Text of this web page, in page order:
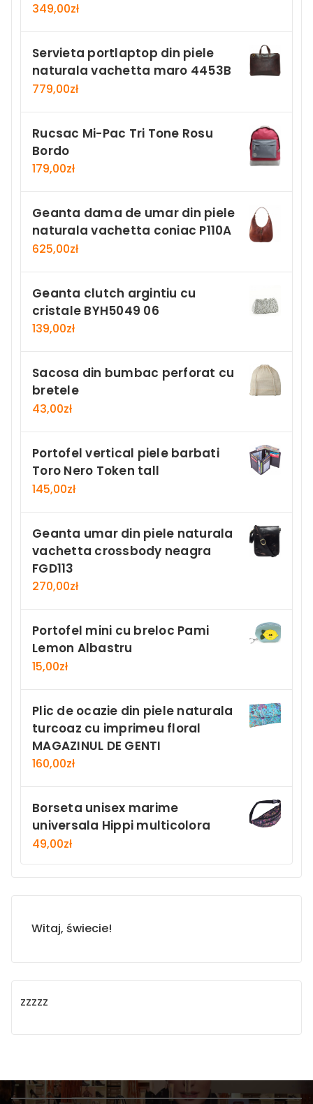
349,00zł
Servieta portlaptop din piele
naturala vachetta maro 4453B
779,00zł
Rucsac Mi-Pac Tri Tone Rosu
Bordo
179,00zł
Geanta dama de umar din piele
naturala vachetta coniac P110A
625,00zł
Geanta clutch argintiu cu
cristale BYH5049 06
139,00zł
Sacosa din bumbac perforat cu
bretele
43,00zł
Portofel vertical piele barbati
Toro Nero Token tall
145,00zł
Geanta umar din piele naturala
vachetta crossbody neagra
FGD113
270,00zł
Portofel mini cu breloc Pami
Lemon Albastru
15,00zł
Plic de ocazie din piele naturala
turcoaz cu imprimeu floral
MAGAZINUL DE GENTI
160,00zł
Borseta unisex marime
universala Hippi multicolora
49,00zł
Witaj, świecie!
zzzzz